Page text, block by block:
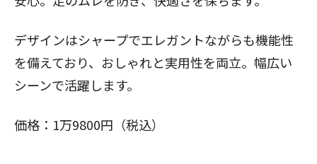
デザインはシャープでエレガントながらも機能性
を備えており、おしゃれと実用性を両立。幅広い
シーンで活躍します。
価格：1万9800円（税込）